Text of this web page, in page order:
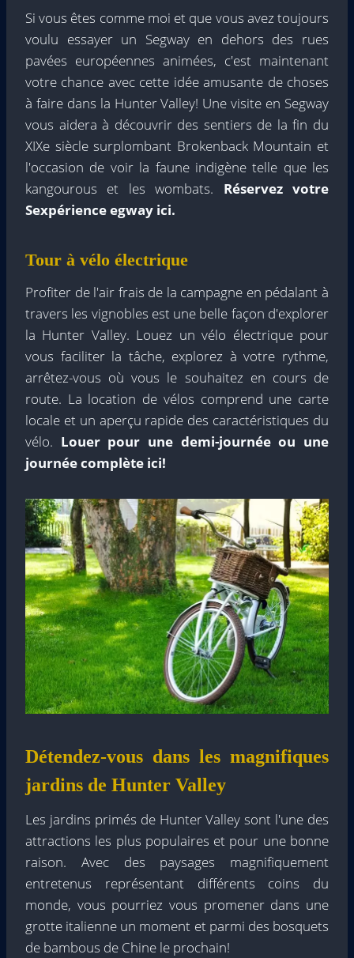
Si vous êtes comme moi et que vous avez toujours
voulu essayer un Segway en dehors des rues
pavées européennes animées, c'est maintenant
votre chance avec cette idée amusante de choses
à faire dans la Hunter Valley! Une visite en Segway
vous aidera à découvrir des sentiers de la fin du
XIXe siècle surplombant Brokenback Mountain et
l'occasion de voir la faune indigène telle que les
kangourous et les wombats.
Réservez votre
Sexpérience egway ici.
Tour à vélo électrique
Profiter de l'air frais de la campagne en pédalant à
travers les vignobles est une belle façon d'explorer
la Hunter Valley. Louez un vélo électrique pour
vous faciliter la tâche, explorez à votre rythme,
arrêtez-vous où vous le souhaitez en cours de
route. La location de vélos comprend une carte
locale et un aperçu rapide des caractéristiques du
vélo. Louer pour une demi-journée ou une
journée complète ici!
Détendez-vous dans les magnifiques
jardins de Hunter Valley
Les jardins primés de Hunter Valley sont l'une des
attractions les plus populaires et pour une bonne
raison. Avec des paysages magnifiquement
entretenus représentant différents coins du
monde, vous pourriez vous promener dans une
grotte italienne un moment et parmi des bosquets
de bambous de Chine le prochain!